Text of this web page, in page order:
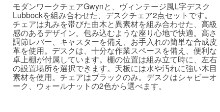
モダンワークチェアGwynと、ヴィンテージ風L字デスク
Lubbockを組み合わせた、デスクチェア2点セットです。
チェアは丸みを帯びた曲木と異素材を組み合わせた、高級
感のあるデザイン。包み込むような座り心地で快適。高さ
調節レバー、キャスターを備え、お手入れの簡単な合成皮
革を使用。デスクは、十分な作業スペースを備え、便利な
卓上棚が付属しています。棚の位置は組み立て時に、左右
の設置場所を選択できます。天板には水や汚れに強い木目
素材を使用。チェアはブラックのみ。デスクはシャビーオ
ーク、ウォールナットの2色から選べます。